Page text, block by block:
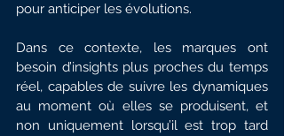
pour anticiper les évolutions.
Dans ce contexte, les marques ont
besoin d’insights plus proches du temps
réel, capables de suivre les dynamiques
au moment où elles se produisent, et
non uniquement lorsqu’il est trop tard